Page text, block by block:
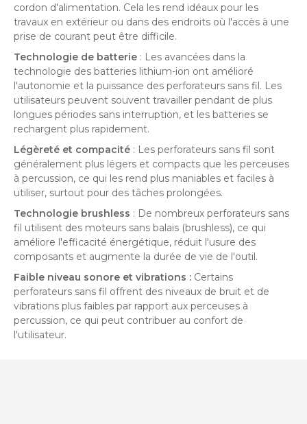
cordon d'alimentation. Cela les rend idéaux pour les
travaux en extérieur ou dans des endroits où l'accès à une
prise de courant peut être difficile.
Technologie de batterie : Les avancées dans la
technologie des batteries lithium-ion ont amélioré
l'autonomie et la puissance des perforateurs sans fil. Les
utilisateurs peuvent souvent travailler pendant de plus
longues périodes sans interruption, et les batteries se
rechargent plus rapidement.
Légèreté et compacité : Les perforateurs sans fil sont
généralement plus légers et compacts que les perceuses
à percussion, ce qui les rend plus maniables et faciles à
utiliser, surtout pour des tâches prolongées.
Technologie brushless : De nombreux perforateurs sans
fil utilisent des moteurs sans balais (brushless), ce qui
améliore l'efficacité énergétique, réduit l'usure des
composants et augmente la durée de vie de l'outil.
Faible niveau sonore et vibrations : Certains
perforateurs sans fil offrent des niveaux de bruit et de
vibrations plus faibles par rapport aux perceuses à
percussion, ce qui peut contribuer au confort de
l'utilisateur.